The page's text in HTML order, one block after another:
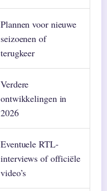
Plannen voor nieuwe
seizoenen of
terugkeer
Verdere
ontwikkelingen in
2026
Eventuele RTL-
interviews of officiële
video’s